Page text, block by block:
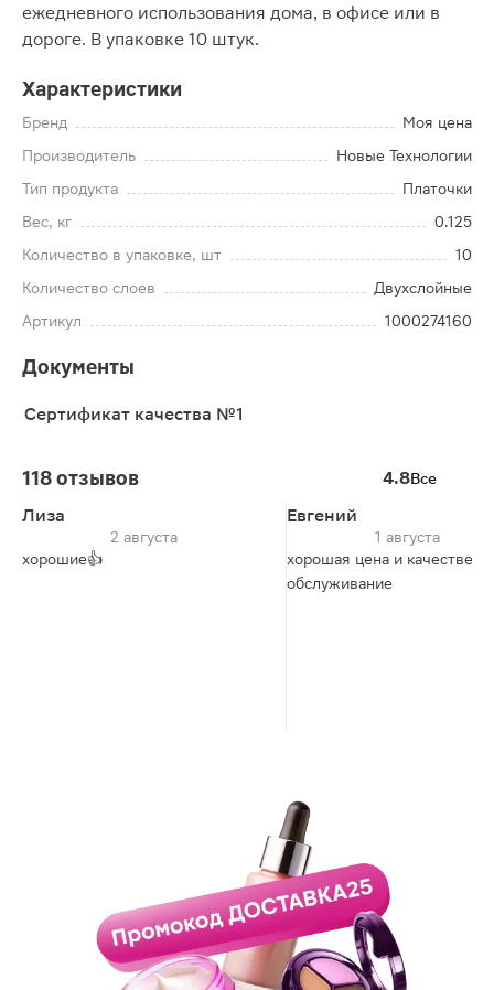
ежедневного использования дома, в офисе или в
дороге. В упаковке 10 штук.
Характеристики
Бренд
Моя цена
Производитель
Новые Технологии
Тип продукта
Платочки
Вес, кг
0.125
Количество в упаковке, шт
10
Количество слоев
Двухслойные
Артикул
1000274160
Документы
Сертификат качества №1
118 отзывов 4.8Все
Лиза
2 августа
хорошие👍
Евгений
1 августа
хорошая цена и
обслуживание